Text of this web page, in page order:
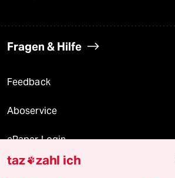
Fragen & Hilfe
Feedback
Aboservice
ePaper Login
Downloads für Abonnierende
taz zahl ich